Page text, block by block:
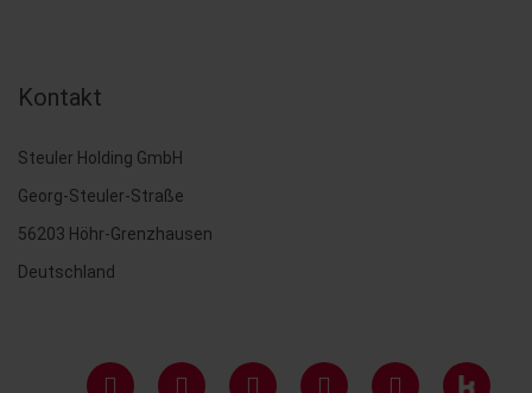
Kontakt
Steuler Holding GmbH
Georg-Steuler-Straße
56203 Höhr-Grenzhausen
Deutschland